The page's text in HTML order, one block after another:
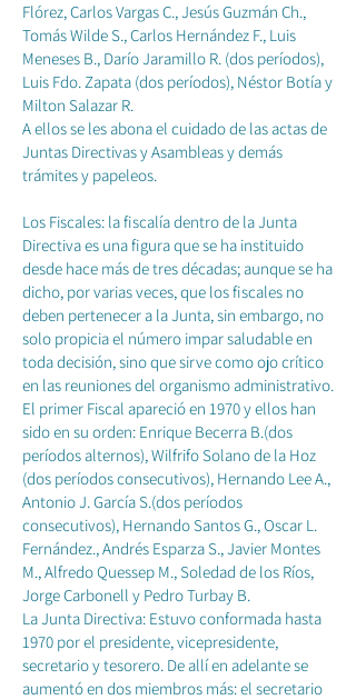
Flórez, Carlos Vargas C., Jesús Guzmán Ch.,
Tomás Wilde S., Carlos Hernández F., Luis
Meneses B., Darío Jaramillo R. (dos períodos),
Luis Fdo. Zapata (dos períodos), Néstor Botía y
Milton Salazar R.
A ellos se les abona el cuidado de las actas de
Juntas Directivas y Asambleas y demás
trámites y papeleos.
Los Fiscales: la fiscalía dentro de la Junta
Directiva es una figura que se ha instituido
desde hace más de tres décadas; aunque se ha
dicho, por varias veces, que los fiscales no
deben pertenecer a la Junta, sin embargo, no
solo propicia el número impar saludable en
toda decisión, sino que sirve como ojo crítico
en las reuniones del organismo administrativo.
El primer Fiscal apareció en 1970 y ellos han
sido en su orden: Enrique Becerra B.(dos
períodos alternos), Wilfrifo Solano de la Hoz
(dos períodos consecutivos), Hernando Lee A.,
Antonio J. García S.(dos períodos
consecutivos), Hernando Santos G., Oscar L.
Fernández., Andrés Esparza S., Javier Montes
M., Alfredo Quessep M., Soledad de los Ríos,
Jorge Carbonell y Pedro Turbay B.
La Junta Directiva: Estuvo conformada hasta
1970 por el presidente, vicepresidente,
secretario y tesorero. De allí en adelante se
aumentó en dos miembros más: el secretario